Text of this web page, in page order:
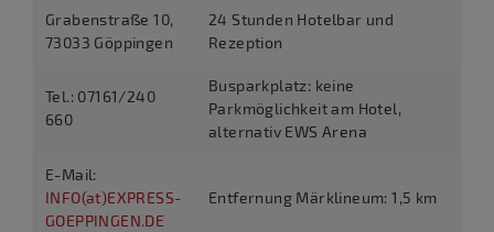
Grabenstraße 10,
73033 Göppingen
24 Stunden Hotelbar und
Rezeption
Tel.: 07161/240
660
Busparkplatz: keine
Parkmöglichkeit am Hotel,
alternativ EWS Arena
E-Mail:
INFO(at)EXPRESS-
GOEPPINGEN.DE
Entfernung Märklineum: 1,5 km